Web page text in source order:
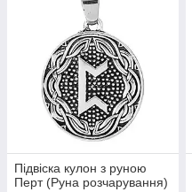
Підвіска кулон з руною
Перт (Руна розчарування)